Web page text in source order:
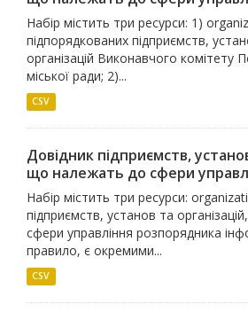
Набір містить три ресурси: 1)
підпорядкованих підприємств,
організацій Виконавчого комітету
міської ради; 2)...
CSV
Довідник підприємств,
що належать до сфери
Набір містить три ресурси:
підприємств, установ та
сфери управління розпорядника
правило, є окремими...
CSV